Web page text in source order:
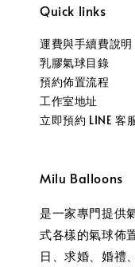
Quick links
運費與手續費說明
乳膠氣球目錄
預約佈置流程
工作室地址
立即預約 LINE 客
Milu Balloons
是一家專門提供
式各樣的氣球佈
日、求婚、婚禮